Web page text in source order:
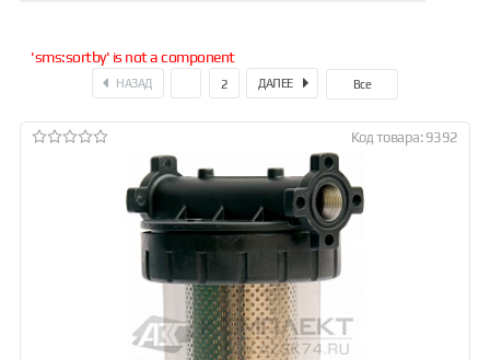
'sms:sortby' is not a component
НАЗАД 2 ДАЛЕЕ Все
Код товара: 9392